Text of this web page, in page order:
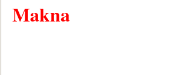
Makna